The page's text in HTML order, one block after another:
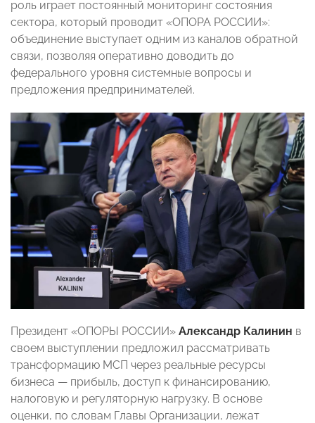
роль играет постоянный мониторинг состояния
сектора, который проводит «ОПОРА РОССИИ»:
объединение выступает одним из каналов обратной
связи, позволяя оперативно доводить до
федерального уровня системные вопросы и
предложения предпринимателей.
Президент «ОПОРЫ РОССИИ» Александр Калинин в
своем выступлении предложил рассматривать
трансформацию МСП через реальные ресурсы
бизнеса — прибыль, доступ к финансированию,
налоговую и регуляторную нагрузку. В основе
оценки, по словам Главы Организации, лежат